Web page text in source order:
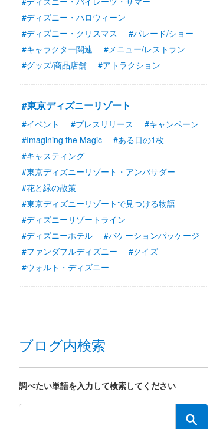
#ディズニー・ハロウィーン
#ディズニー・クリスマス
#パレード/ショー
#キャラクター関連
#メニュー/レストラン
#グッズ/商品店舗
#アトラクション
#東京ディズニーリゾート
#イベント #プレスリリース
#キャンペーン
#Imagining the Magic
#ある日の1枚
#キャスティング
#東京ディズニーリゾート・アンバサダー
#花と緑の散策
#東京ディズニーリゾートで見つける物語
#ディズニーリゾートライン
#ディズニーホテル
#バケーションパッケージ
#ファンダフルディズニー
#クイズ
#ウォルト・ディズニー
ブログ内検索
調べたい単語を入力して検索してください